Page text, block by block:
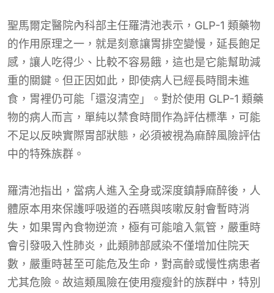
聖馬爾定醫院內科部主任羅清池表示，GLP-1 類藥物
的作用原理之一，就是刻意讓胃排空變慢，延長飽足
感，讓人吃得少、比較不容易餓，這也是它能幫助減
重的關鍵。但正因如此，即使病人已經長時間未進
食，胃裡仍可能「還沒清空」。對於使用 GLP-1 類藥
物的病人而言，單純以禁食時間作為評估標準，可能
不足以反映實際胃部狀態，必須被視為麻醉風險評估
中的特殊族群。
羅清池指出，當病人進入全身或深度鎮靜麻醉後，人
體原本用來保護呼吸道的吞嚥與咳嗽反射會暫時消
失，如果胃內食物逆流，極有可能嗆入氣管，嚴重時
會引發吸入性肺炎，此類肺部感染不僅增加住院天
數，嚴重時甚至可能危及生命，對高齡或慢性病患者
尤其危險。故這類風險在使用瘦瘦針的族群中，特別